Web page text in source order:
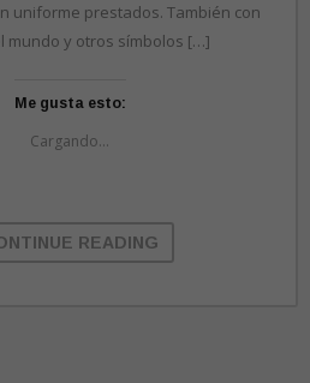
uniforme prestados. También con
mundo y otros símbolos […]
Me gusta esto:
Cargando...
READING